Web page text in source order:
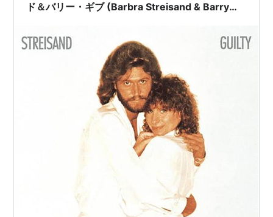
ド＆バリー・ギブ (Barbra Streisand & Barry